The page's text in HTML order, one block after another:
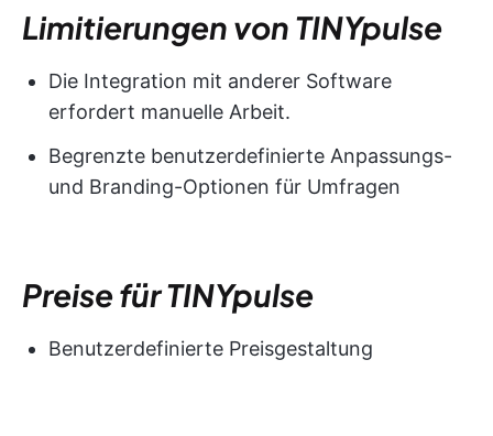
Limitierungen von TINYpulse
Die Integration mit anderer Software
erfordert manuelle Arbeit.
Begrenzte benutzerdefinierte Anpassungs-
und Branding-Optionen für Umfragen
Preise für TINYpulse
Benutzerdefinierte Preisgestaltung